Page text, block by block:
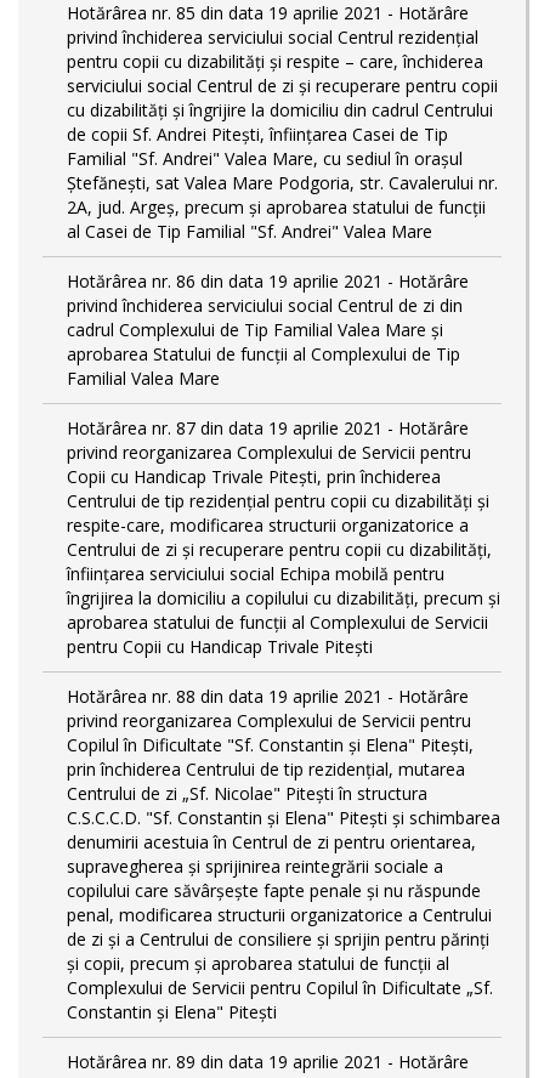
Hotărârea nr. 85 din data 19 aprilie 2021 - Hotărâre
privind închiderea serviciului social Centrul rezidenţial
pentru copii cu dizabilităţi și respite – care, închiderea
serviciului social Centrul de zi și recuperare pentru copii
cu dizabilități și îngrijire la domiciliu din cadrul Centrului
de copii Sf. Andrei Pitești, înființarea Casei de Tip
Familial "Sf. Andrei" Valea Mare, cu sediul în orașul
Ștefănești, sat Valea Mare Podgoria, str. Cavalerului nr.
2A, jud. Argeș, precum și aprobarea statului de funcții
al Casei de Tip Familial "Sf. Andrei" Valea Mare
Hotărârea nr. 86 din data 19 aprilie 2021 - Hotărâre
privind închiderea serviciului social Centrul de zi din
cadrul Complexului de Tip Familial Valea Mare și
aprobarea Statului de funcții al Complexului de Tip
Familial Valea Mare
Hotărârea nr. 87 din data 19 aprilie 2021 - Hotărâre
privind reorganizarea Complexului de Servicii pentru
Copii cu Handicap Trivale Pitești, prin închiderea
Centrului de tip rezidenţial pentru copii cu dizabilităţi și
respite-care, modificarea structurii organizatorice a
Centrului de zi și recuperare pentru copii cu dizabilități,
înființarea serviciului social Echipa mobilă pentru
îngrijirea la domiciliu a copilului cu dizabilități, precum și
aprobarea statului de funcții al Complexului de Servicii
pentru Copii cu Handicap Trivale Pitești
Hotărârea nr. 88 din data 19 aprilie 2021 - Hotărâre
privind reorganizarea Complexului de Servicii pentru
Copilul în Dificultate "Sf. Constantin și Elena" Pitești,
prin închiderea Centrului de tip rezidenţial, mutarea
Centrului de zi „Sf. Nicolae" Pitești în structura
C.S.C.C.D. "Sf. Constantin și Elena" Pitești și schimbarea
denumirii acestuia în Centrul de zi pentru orientarea,
supravegherea şi sprijinirea reintegrării sociale a
copilului care săvârşeşte fapte penale şi nu răspunde
penal, modificarea structurii organizatorice a Centrului
de zi și a Centrului de consiliere și sprijin pentru părinți
și copii, precum și aprobarea statului de funcții al
Complexului de Servicii pentru Copilul în Dificultate „Sf.
Constantin și Elena" Pitești
Hotărârea nr. 89 din data 19 aprilie 2021 - Hotărâre